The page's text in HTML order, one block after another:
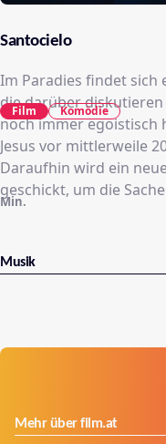
Santocielo
Im Paradies findet sich
die darüber
noch immer egoistisch
Jesus vor mittlerweile
Daraufhin wird ein
geschickt, um die
Min.
Film Komödie
Musik
Mehr über film.at